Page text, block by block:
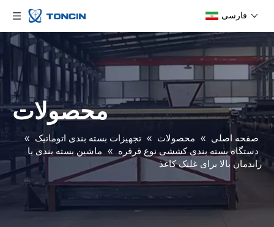
فارسی
محصولات
صفحه اصلی » محصولات » تجهیزات بسته بندی اتوماتیک »
دستگاه بسته بندی کششی نوع قرقره » ماشین بسته بندی با
راندمان بالا برای غلتک کاغذ